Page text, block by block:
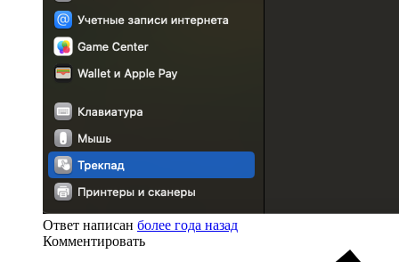
Ответ написан более года назад
Комментировать